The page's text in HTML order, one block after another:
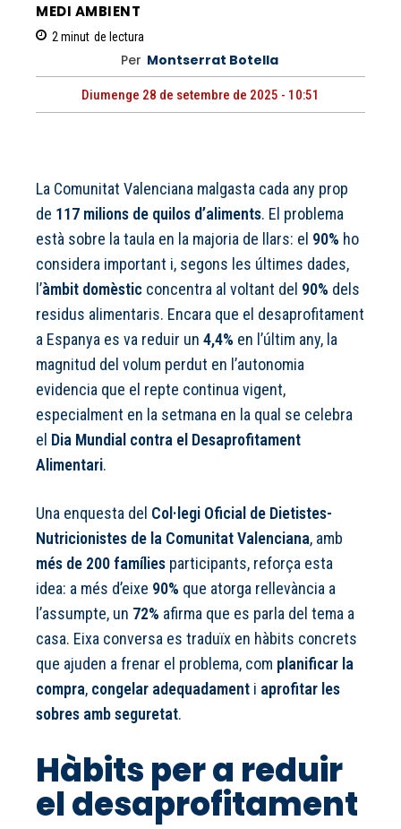
MEDI AMBIENT
2 minut de lectura
Per Montserrat Botella
Diumenge 28 de setembre de 2025 - 10:51
La Comunitat Valenciana malgasta cada any prop
de 117 milions de quilos d’aliments. El problema
està sobre la taula en la majoria de llars: el 90% ho
considera important i, segons les últimes dades,
l’àmbit domèstic concentra al voltant del 90% dels
residus alimentaris. Encara que el desaprofitament
a Espanya es va reduir un 4,4% en l’últim any, la
magnitud del volum perdut en l’autonomia
evidencia que el repte continua vigent,
especialment en la setmana en la qual se celebra
el Dia Mundial contra el Desaprofitament
Alimentari.
Una enquesta del Col·legi Oficial de Dietistes-
Nutricionistes de la Comunitat Valenciana, amb
més de 200 famílies participants, reforça esta
idea: a més d’eixe 90% que atorga rellevància a
l’assumpte, un 72% afirma que es parla del tema a
casa. Eixa conversa es traduïx en hàbits concrets
que ajuden a frenar el problema, com planificar la
compra, congelar adequadament i aprofitar les
sobres amb seguretat.
Hàbits per a reduir
el desaprofitament